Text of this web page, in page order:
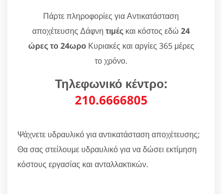
Πάρτε πληροφορίες για Αντικατάσταση
αποχέτευσης Δάφνη τιμές και κόστος εδώ 24
ώρες το 24ωροΚυριακές και αργίες 365 μέρες
το χρόνο.
Τηλεφωνικό κέντρο:
210.6666805
Ψάχνετε υδραυλικό για αντικατάσταση αποχέτευσης;
Θα σας στείλουμε υδραυλικό για να δώσει εκτίμηση
κόστους εργασίας και ανταλλακτικών.